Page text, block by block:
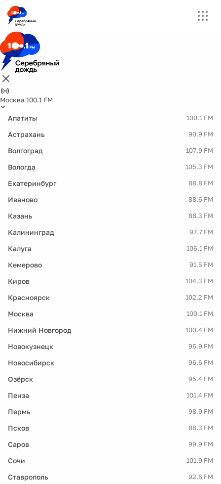
Москва 100.1 FM
Апатиты 100.1 FM
Астрахань 90.9 FM
Волгоград 107.9 FM
Вологда 105.3 FM
Екатеринбург 88.8 FM
Иваново 88.6 FM
Казань 88.3 FM
Калининград 97.7 FM
Калуга 106.1 FM
Кемерово 91.5 FM
Киров 104.3 FM
Красноярск 102.2 FM
Москва 100.1 FM
Нижний Новгород 100.4 FM
Новокузнецк 96.9 FM
Новосибирск 96.6 FM
Озёрск 95.4 FM
Пенза 101.4 FM
Пермь 98.9 FM
Псков 88.3 FM
Саров 99.9 FM
Сочи 101.9 FM
Ставрополь 92.6 FM